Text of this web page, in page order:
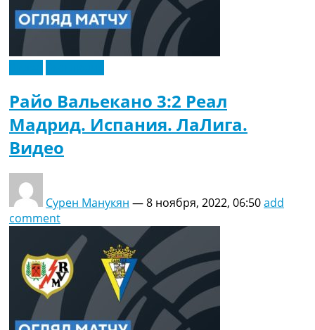
Райо Вальекано 3:2 Реал
Мадрид. Испания. ЛаЛига.
Видео
Сурен Манукян —8 ноября, 2022, 06:50add
comment